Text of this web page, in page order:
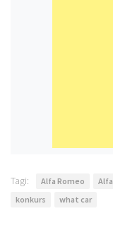
Tagi: Alfa Romeo
konkurs
what car